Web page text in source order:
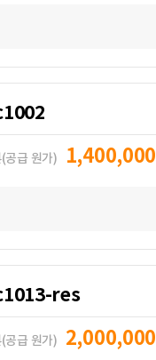
(공급 원가) 1,400,000
res
(공급 원가) 2,000,000